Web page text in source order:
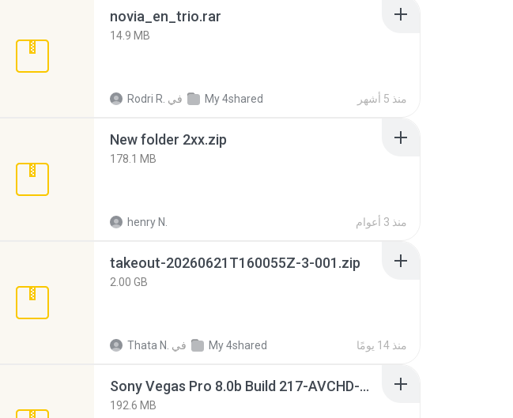
novia_en_trio.rar
14.9 MB
Rodri R. في My 4shared منذ 5 أشهر
New folder 2xx.zip
178.1 MB
henry N. منذ 3 أعوام
takeout-20260621T160055Z-3-001.zip
2.00 GB
Thata N. في My 4shared منذ 14 يومًا
Sony Vegas Pro 8.0b Build 217-AVCHD-MPG-AC3 FIXED.7z
192.6 MB